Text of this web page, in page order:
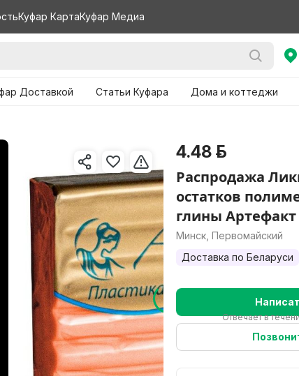
Куфар КартаКуфар Медиа
Доставкой Статьи Куфара Дома и коттеджи
4.48 р.
Распродажа
остатков
глины Артефакт
Минск, Первомайский
Доставка по Беларуси
Отвечает в